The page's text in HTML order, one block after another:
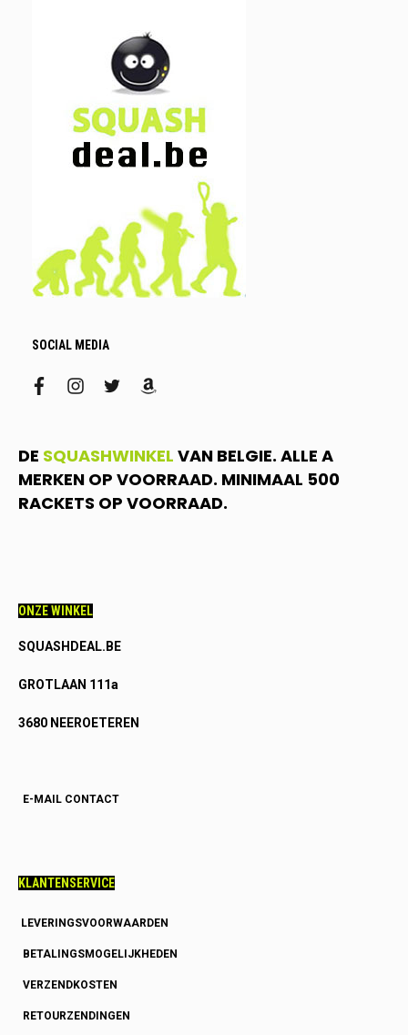
SOCIAL MEDIA
facebookinstagram
twitteramazon
DE SQUASHWINKEL VAN BELGIE. ALLE A
MERKEN OP VOORRAAD. MINIMAAL 500
RACKETS OP VOORRAAD.
ONZE WINKEL
SQUASHDEAL.BE
GROTLAAN 111a
3680 NEEROETEREN
E-MAIL CONTACT
KLANTENSERVICE
LEVERINGSVOORWAARDEN
BETALINGSMOGELIJKHEDEN
VERZENDKOSTEN
RETOURZENDINGEN